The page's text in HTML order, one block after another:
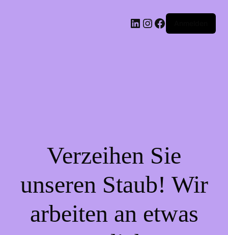
LinkedIn
Instagram
Facebook
Verzeihen Sie
unseren Staub! Wir
arbeiten an etwas